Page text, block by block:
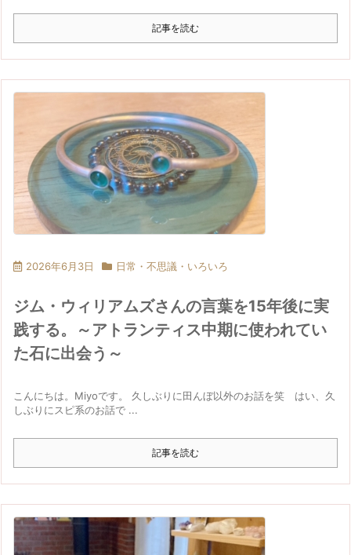
記事を読む
2026年6月3日 日常・不思議・いろいろ
ジム・ウィリアムズさんの言葉を15年後に実
践する。～アトランティス中期に使われてい
た石に出会う～
こんにちは。Miyoです。 久しぶりに田んぼ以外のお話を笑 はい、久
しぶりにスピ系のお話で ...
記事を読む